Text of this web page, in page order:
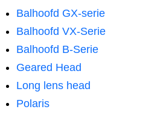
Balhoofd GX-serie
Balhoofd VX-Serie
Balhoofd B-Serie
Geared Head
Long lens head
Polaris